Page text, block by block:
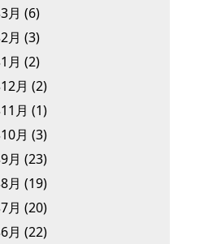
月 (6)
月 (3)
月 (2)
月 (2)
月 (1)
月 (3)
月 (23)
月 (19)
月 (20)
月 (22)